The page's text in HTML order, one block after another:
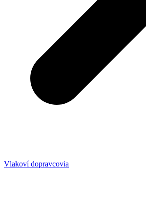
Vlakoví dopravcovia